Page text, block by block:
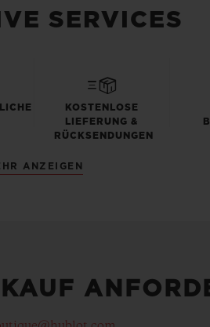
SERVICES
KOSTENLOSE
LIEFERUNG &
RÜCKSENDUNGEN
ANZEIGEN